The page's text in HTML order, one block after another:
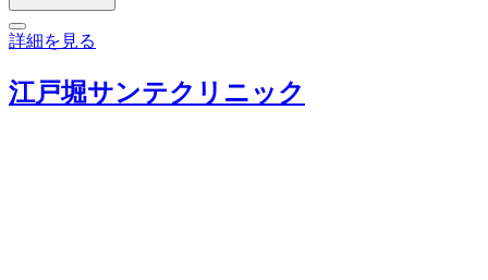
詳細を見る
江戸堀サンテクリニック